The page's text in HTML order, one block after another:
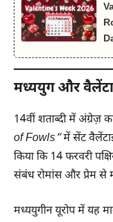
मध्ययुग और
14वीं शताब्दी में अंग्रेज़
of Fowls”में सेंट
किया कि 14 फरवरी
संबंध रोमांस और प्रेम से
मध्ययुगीन यूरोप में यह